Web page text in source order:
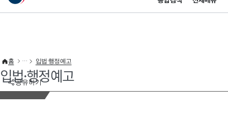
이 누리집은 대한민국 공식 전자정부 누리집입니다.
공유하기
홈 입법·행정예고
입법·행정예고